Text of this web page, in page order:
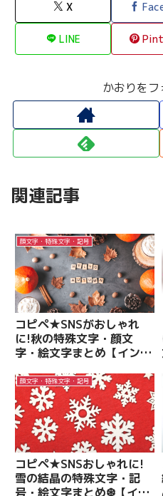
X
LINE
かおりを
関連記事
顔文字・特殊文字・記号
コピペ★SNSがおしゃれ
に!秋の特殊文字・顔文
字・絵文字まとめ【インス
顔文字・特殊文字・記号
コピペ★SNSおしゃれに!
雪の結晶の特殊文字・記
号・絵文字まとめ❆【イン